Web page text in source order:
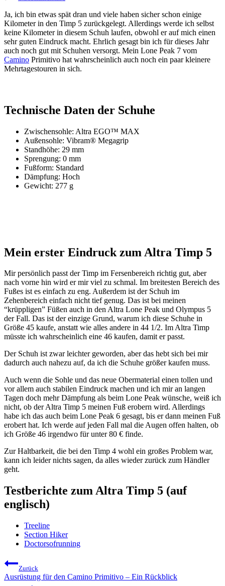
Ja, ich bin etwas spät dran und viele haben sicher schon einige
Kilometer in den Timp 5 zurückgelegt. Allerdings werde ich selbst
keine Kilometer in diesem Schuh laufen, obwohl er auf mich einen
sehr guten Eindruck macht. Ehrlich gesagt bin ich für dieses Jahr
auch noch gut mit Schuhen versorgt. Mein Lone Peak 7 vom
Camino Primitivo hat wahrscheinlich auch noch ein paar kleinere
Mehrtagestouren in sich.
Technische Daten der Schuhe
Zwischensohle: Altra EGO™ MAX
Außensohle: Vibram® Megagrip
Standhöhe: 29 mm
Sprengung: 0 mm
Fußform: Standard
Dämpfung: Hoch
Gewicht: 277 g
Mein erster Eindruck zum Altra Timp 5
Mir persönlich passt der Timp im Fersenbereich richtig gut, aber
nach vorne hin wird er mir viel zu schmal. Im breitesten Bereich des
Fußes ist es einfach zu eng. Außerdem ist der Schuh im
Zehenbereich einfach nicht tief genug. Das ist bei meinen
“krüppligen” Füßen auch in den Altra Lone Peak und Olympus 5
der Fall. Das ist der einzige Grund, warum ich diese Schuhe in
Größe 45 kaufe, anstatt wie alles andere in 44 1/2. Im Altra Timp
müsste ich wahrscheinlich eine 46 kaufen, damit er passt.
Der Schuh ist zwar leichter geworden, aber das hebt sich bei mir
dadurch auch nahezu auf, da ich die Schuhe größer kaufen muss.
Auch wenn die Sohle und das neue Obermaterial einen tollen und
vor allem auch stabilen Eindruck machen und ich mir an langen
Tagen doch mehr Dämpfung als beim Lone Peak wünsche, weiß ich
nicht, ob der Altra Timp 5 meinen Fuß erobern wird. Allerdings
habe ich das auch beim Lone Peak 6 gesagt, bis er dann meinen Fuß
erobert hat. Ich werde auf jeden Fall mal die Augen offen halten, ob
ich Größe 46 irgendwo für unter 80 € finde.
Zur Haltbarkeit, die bei den Timp 4 wohl ein großes Problem war,
kann ich leider nichts sagen, da alles wieder zurück zum Händler
geht.
Testberichte zum Altra Timp 5 (auf
englisch)
Treeline
Section Hiker
Doctorsofrunning
Beitragsnavigation
Zurück
Ausrüstung für den Camino Primitivo – Ein Rückblick